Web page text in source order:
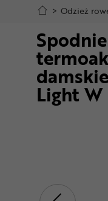
Odzież
Kaski
Buty
Warsztat
Superoferta
> Odzież
Spodnie
Light W